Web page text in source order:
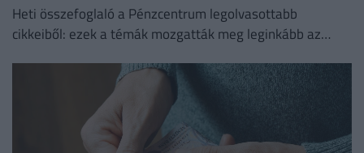
Heti összefoglaló a Pénzcentrum legolvasottabb
cikkeiből: ezek a témák mozgatták meg leginkább az